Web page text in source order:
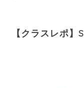
【クラスレポ